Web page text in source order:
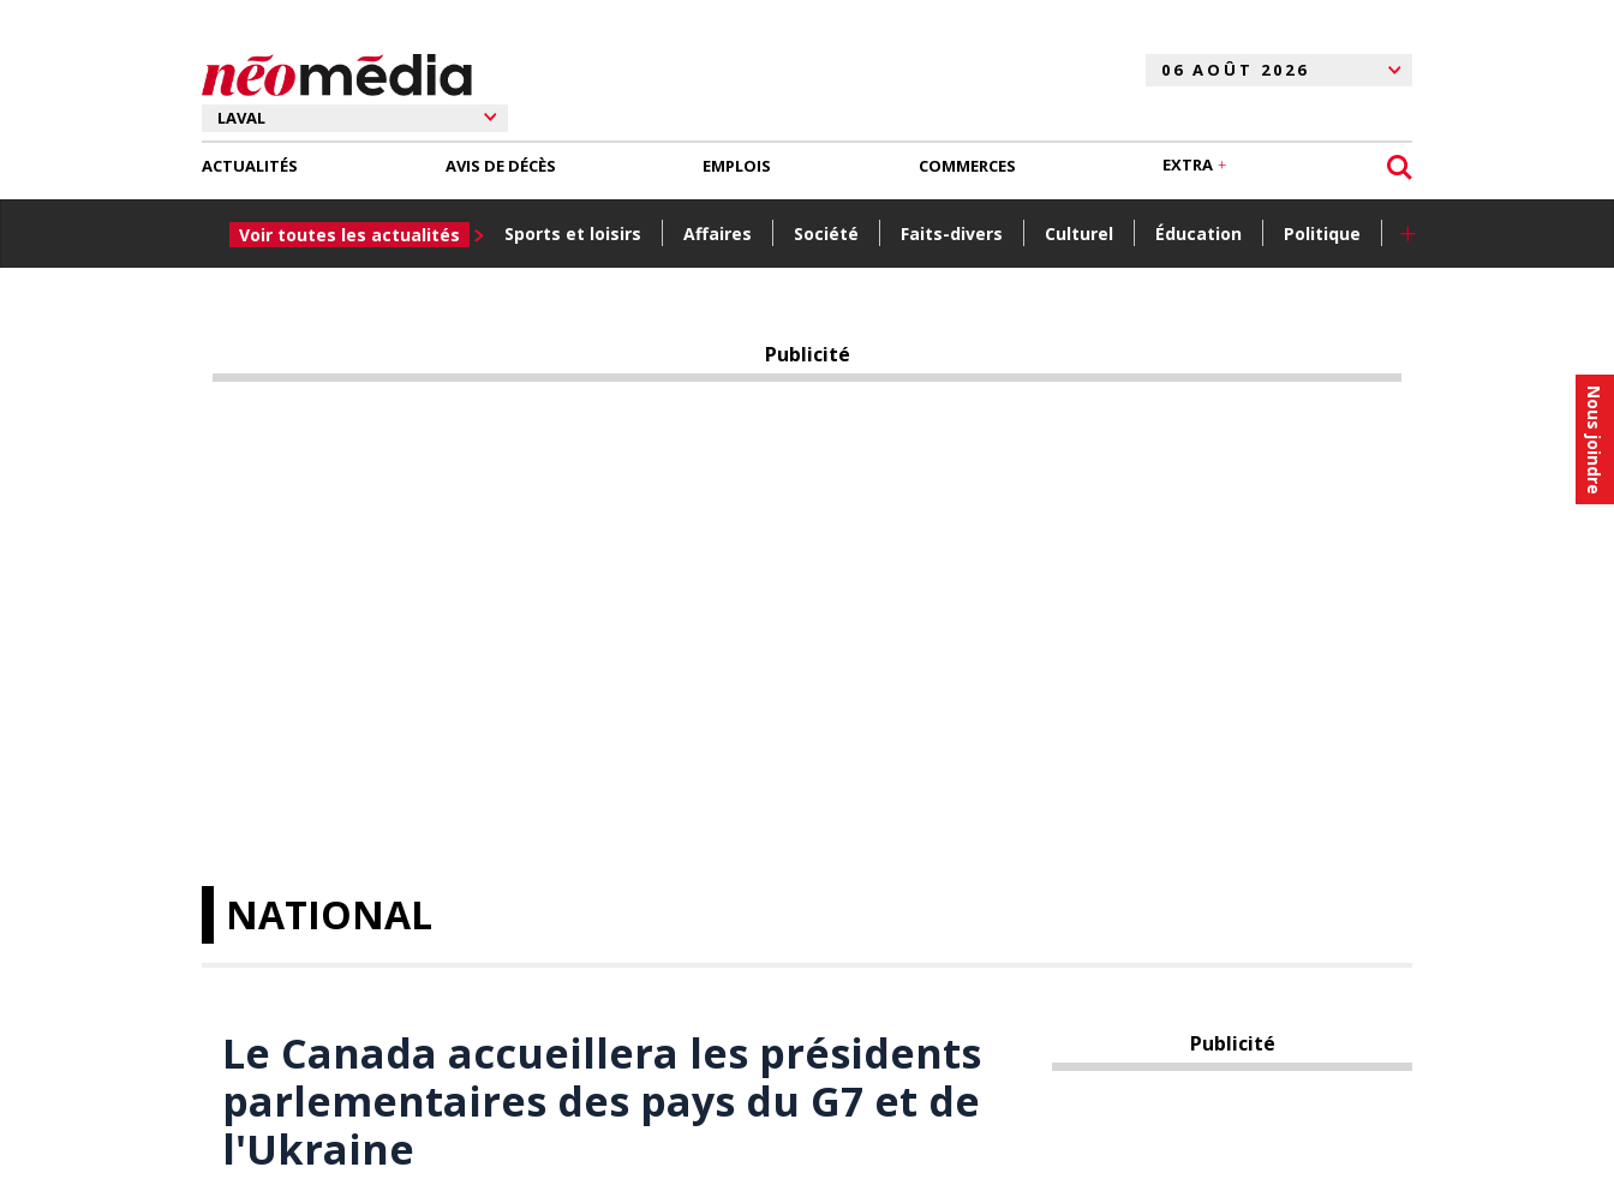
Nous joindre
ACTUALITÉS
Voir toutes les actualités Sports et loisirs Affaires Société Faits-divers Culturel Éducation Politique +
AVIS DE DÉCÈS EMPLOIS COMMERCES EXTRA
Publicité
NATIONAL
Le Canada accueillera les présidents
parlementaires des pays du G7 et de
l'Ukraine
Publicité